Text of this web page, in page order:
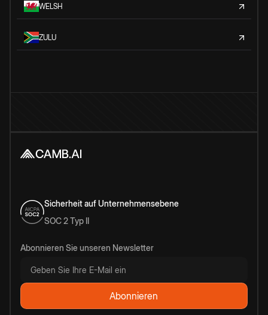
WELSH
ZULU
Sicherheit auf Unternehmensebene
SOC 2 Typ II
Abonnieren Sie unseren Newsletter